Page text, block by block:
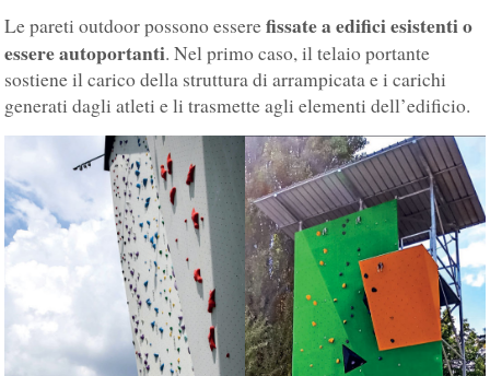
Le pareti outdoor possono esserefissate a edifici esistenti o
essere autoportanti. Nel primo caso, il telaio portante
sostiene il carico della struttura di arrampicata e i carichi
generati dagli atleti e li trasmette agli elementi dell’edificio.